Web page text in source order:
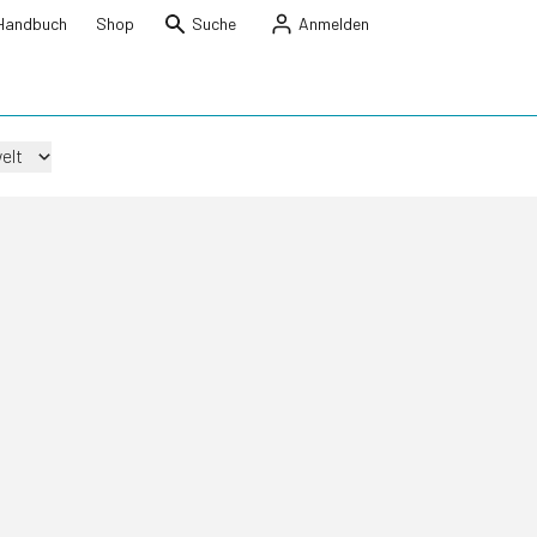
Shop Suche Anmelden